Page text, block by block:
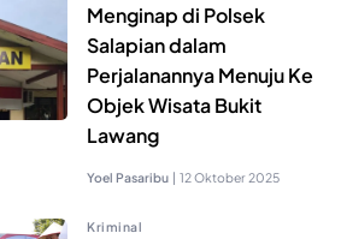
Menginap di Polsek
Salapian dalam
Perjalanannya Menuju Ke
Objek Wisata Bukit
Lawang
Yoel Pasaribu | 12 Oktober 2025
Kriminal